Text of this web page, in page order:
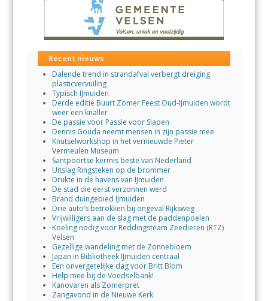
Recent nieuws
Dalende trend in strandafval verbergt dreiging
plasticvervuiling
Typisch IJmuiden
Derde editie Buurt Zomer Feest Oud-IJmuiden wordt
weer een knaller
De passie voor Passie voor Slapen
Dennis Gouda neemt mensen in zijn passie mee
Knutselworkshop in het vernieuwde Pieter
Vermeulen Museum
Santpoortse kermis beste van Nederland
Uitslag Ringsteken op de brommer
Drukte in de havens van IJmuiden
De stad die eerst verzonnen werd
Brand duingebied IJmuiden
Drie auto’s betrokken bij ongeval Rijksweg
Vrijwilligers aan de slag met de paddenpoelen
Koeling nodig voor Reddingsteam Zeedieren (RTZ)
Velsen
Gezellige wandeling met de Zonnebloem
Japan in Bibliotheek IJmuiden centraal
Een onvergetelijke dag voor Britt Blom
Help mee bij de Voedselbank!
Kanovaren als Zomerpret
Zangavond in de Nieuwe Kerk